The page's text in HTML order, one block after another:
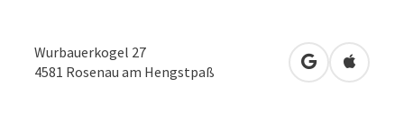
Wurbauerkogel 27
4581 Rosenau am Hengstpaß in Google
in